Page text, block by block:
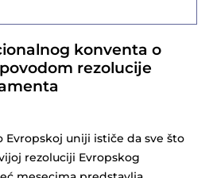
konventa o
rezolucije
Evropskoj uniji ističe da sve što
rezoluciji Evropskog